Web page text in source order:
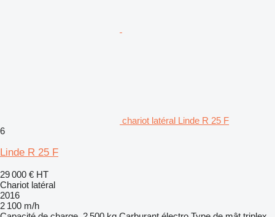
chariot latéral Linde R 25 F
6
Linde R 25 F
29 000 € HT
Chariot latéral
2016
2 100 m/h